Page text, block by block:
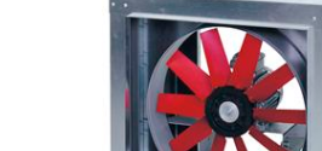
DETAILS